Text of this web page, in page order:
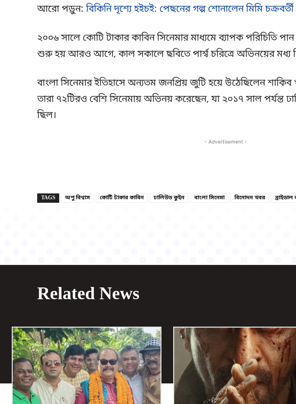
আরো পড়ুন:বিকিনি দৃশ্যে হইচই: পেছনের গল্প শোনালেন মিমি চক্রবর্তী
২০০৬ সালে কোটি টাকার কাবিন সিনেমার মাধ্যমে ব্যাপক পরিচিতি
শুরু হয় আরও আগে, কাল সকালে ছবিতে পার্শ্ব চরিত্রে অভিনয়ের মধ্য
বাংলা সিনেমার ইতিহাসে অন্যতম জনপ্রিয় জুটি হয়ে উঠেছিলেন
তারা ৭২টিরও বেশি সিনেমায় অভিনয় করেছেন, যা ২০১৭ সাল পর্যন্ত
ছিল।
- Advertisement -
TAGS অপু বিশ্বাস কোটি টাকার কাবিন ঢালিউড কুইন বাংলা সিনেমা বিনোদন খবর
Related News